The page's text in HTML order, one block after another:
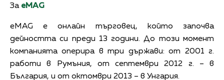
За eMAG
еMAG e онлайн търговец, който започва
дейността си преди 13 години. До този момент
компанията оперира в три държави: от 2001 г.
работи в Румъния, от септември 2012 г. – в
България, и от октомври 2013 – в Унгария.